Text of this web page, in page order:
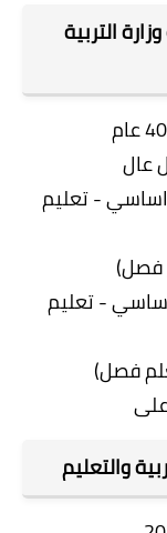
التربية
- تعليم
- تعليم
والتعليم